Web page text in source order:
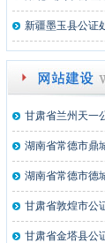
新疆墨玉县公证
湖北监利县公证
湖南俊昇伟业信
山西忻州市泰和
山西忻州市泰和
安徽来安县公证
河南洛阳市洛龙
甘肃省兰州天一
湖南省常德市鼎
湖南省常德市德
甘肃省敦煌市公
甘肃省金塔县公